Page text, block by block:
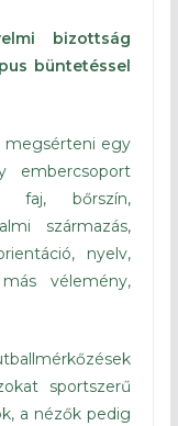
bizottság
büntetéssel
megsérteni egy
embercsoport
faj, bőrszín,
származás,
nyelv,
vélemény,
sportszerű
a nézők pedig